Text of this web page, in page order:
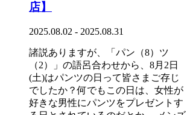
店】
2025.08.02 - 2025.08.31
諸説ありますが、「パン（8）ツ
（2）」の語呂合わせから、8月2日
(土)はパンツの日って皆さまご存じ
でしたか？何でもこの日は、女性が
好きな男性にパンツをプレゼントす